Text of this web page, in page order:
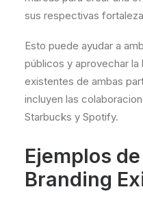
sus respectivas
Esto puede ayudar a
públicos y aprovechar
existentes de ambas
incluyen las
Starbucks y Spotify.
Ejemplos
Branding